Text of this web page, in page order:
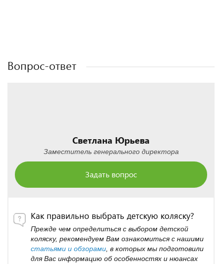
Вопрос-ответ
Светлана Юрьева
Заместитель генерального директора
Задать вопрос
Как правильно выбрать детскую коляску?
Прежде чем определиться с выбором детской
коляску, рекомендуем Вам ознакомиться с нашими
статьями и обзорами , в которых мы подготовили
для Вас информацию об особенностях и нюансах